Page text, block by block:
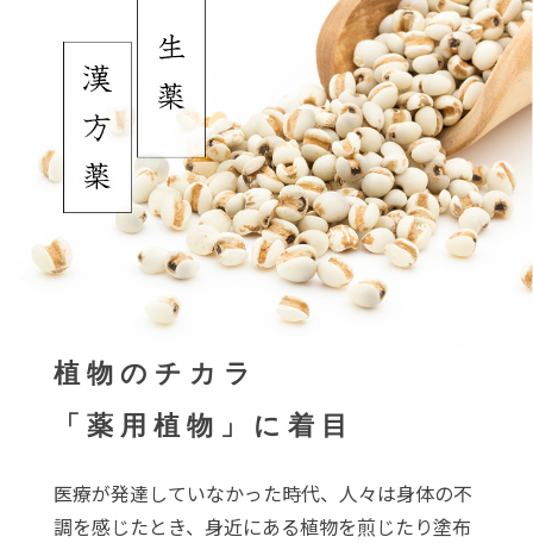
植物のチカラ
「薬用植物」に着目
医療が発達していなかった時代、人々は身体の不
調を感じたとき、身近にある植物を煎じたり塗布